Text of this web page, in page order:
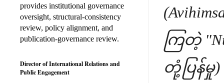
ကြတဲ့
တုံ့ပြန်မှု
provides institutional governance
oversight, structural-consistency
review, policy alignment, and
publication-governance review.
Director of International Relations and
Public Engagement